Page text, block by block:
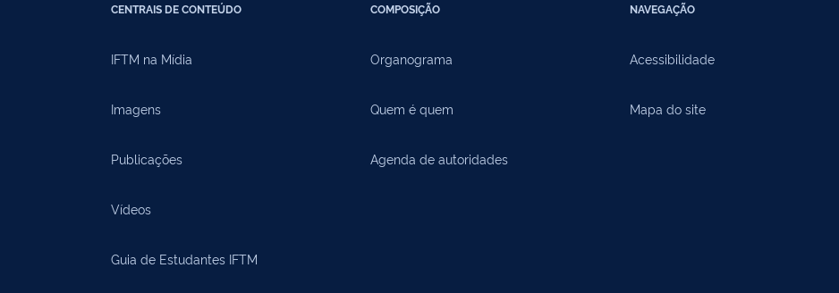
CENTRAIS DE CONTEÚDO
IFTM na Mídia
Imagens
Publicações
Vídeos
Guia de Estudantes IFTM
COMPOSIÇÃO
Organograma
Quem é quem
Agenda de autoridades
NAVEGAÇÃO
Acessibilidade
Mapa do site